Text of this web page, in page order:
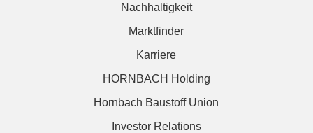
Nachhaltigkeit
Marktfinder
Karriere
HORNBACH Holding
Hornbach Baustoff Union
Investor Relations